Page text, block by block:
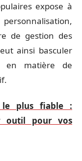
expose à
de gestion des
ainsi basculer
en matière de
le plus fiable :
outil pour vos